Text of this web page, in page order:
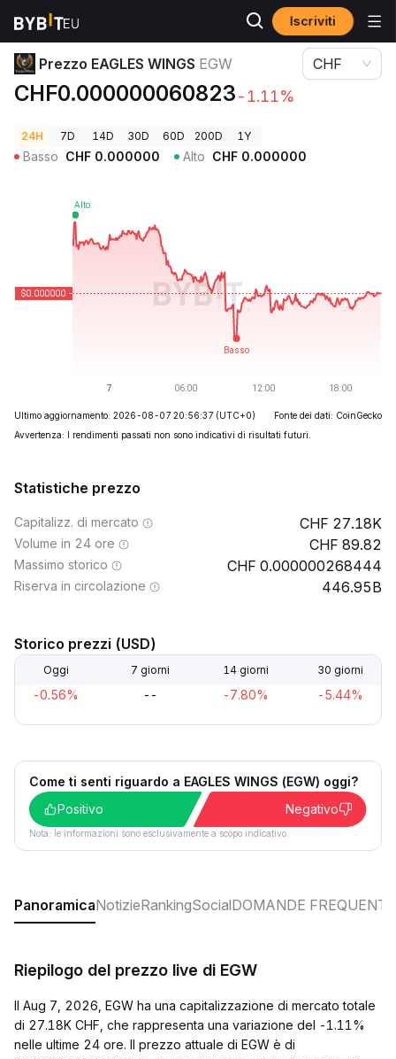
Iscriviti
Prezzi Crypto
Prezzo EAGLES WINGS EGW
CHF0.000000060823-1.11%
CHF
24H 7D 14D 30D 60D 200D 1Y
Basso CHF 0.000000 Alto CHF 0.000000
Ultimo aggiornamento: 2026-08-07 20:56:37 (UTC+0)
Fonte dei dati: CoinGecko
Avvertenza: I rendimenti passati non sono indicativi di risultati futuri.
Statistiche prezzo
Capitalizz. di mercato 27.18K
Volume in 24 ore 89.82
Massimo storico 0.000000268444
Riserva in circolazione 446.95B
Storico prezzi (USD)
Oggi 7 giorni 14 giorni 30 giorni
-0.56% -- -7.80% -5.44%
Come ti senti riguardo a EAGLES WINGS (EGW) oggi?
Positivo
Negativo
Nota: le informazioni sono esclusivamente a scopo indicativo.
PanoramicaNotizieRankingSocialDOMANDE FREQUENTI
Riepilogo del prezzo live di EGW
Il Aug 7, 2026, EGW ha una capitalizzazione di mercato totale
di 27.18K CHF, che rappresenta una variazione del -1.11%
nelle ultime 24 ore. Il prezzo attuale di EGW è di